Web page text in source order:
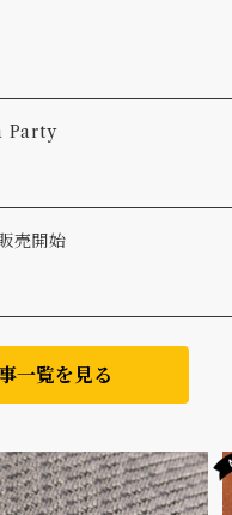
Party
売開始
一覧を見る